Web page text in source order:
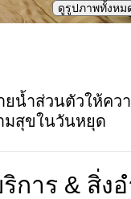
ดูรูปภาพทั้งหม
ยน้ำส่วนตัวให้ค
มสุขในวันหยุด
การ & สิ่ง